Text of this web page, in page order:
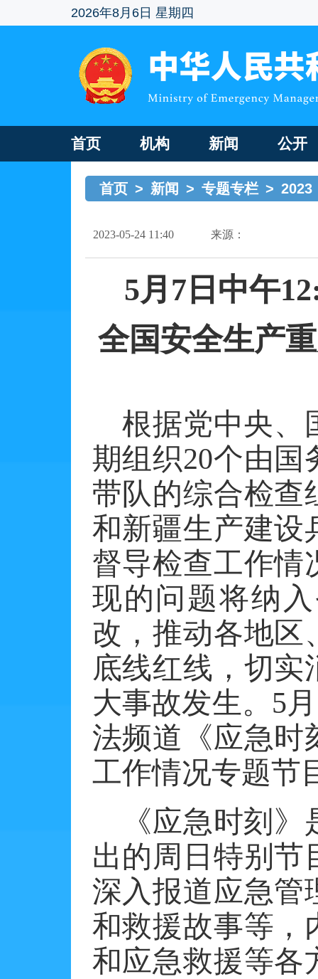
2026年8月6日 星期四
首页 机构 新闻 公开
首页 > 新闻 > 专题专栏 > 2023
2023-05-24 11:40 来源：
5月7日 中午
全国安全生产
根据党中央、
期组织20个由国
带队的综合检查
和新疆生产建设
督导检查工作情
现的问题将纳
改，推动各地区
底线红线，切实
大事故发生。 5
法频道《应急时
工作情况专题节
《应急时刻
出的周日特别节
深入报道应急管
和救援故事等，
和应急救援等各